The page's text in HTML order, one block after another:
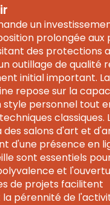
un
prolongée aux
des protections
outillage de qualité
initial important.
repose sur la
style personnel tout
classiques.
salons d'art et
d'une présence en
sont essentiels
et
de projets facilitent
pérennité de